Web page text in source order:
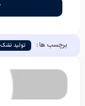
برچسب ها : تولید تشک